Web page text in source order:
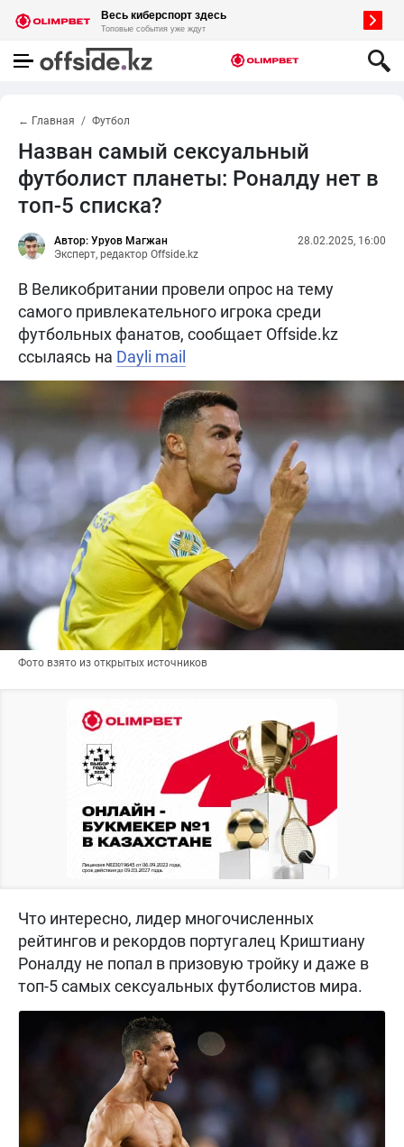
← Главная Футбол
Назван самый сексуальный
футболист планеты: Роналду нет в
топ-5 списка?
Автор: Уруов Магжан
Эксперт, редактор Offside.kz
28.02.2025, 16:00
В Великобритании провели опрос на тему
самого привлекательного игрока среди
футбольных фанатов, сообщает Offside.kz
ссылаясь на Dayli mail
Фото взято из открытых источников
Что интересно, лидер многочисленных
рейтингов и рекордов португалец Криштиану
Роналду не попал в призовую тройку и даже в
топ-5 самых сексуальных футболистов мира.